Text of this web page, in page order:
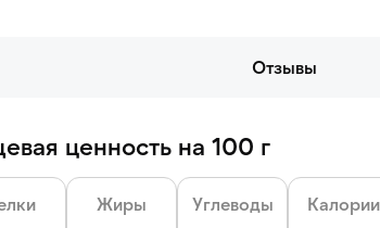
Отзывы
ценность на 100 г
Жиры Углеводы Калории